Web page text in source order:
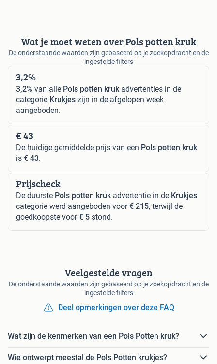
Wat je moet weten over Pols potten kruk
De onderstaande waarden zijn gebaseerd op je zoekopdracht en de
ingestelde filters
3,2%
3,2% van alle Pols potten kruk advertenties in de
categorie Krukjes zijn in de afgelopen week
aangeboden.
€ 43
De huidige gemiddelde prijs van een Pols potten kruk
is € 43.
Prijscheck
De duurste Pols potten kruk advertentie in de Krukjes
categorie werd aangeboden voor€ 215, terwijl de
goedkoopste voor€ 5 stond.
Veelgestelde vragen
De onderstaande waarden zijn gebaseerd op je zoekopdracht en de
ingestelde filters
Deel opmerkingen over deze FAQ
Wat zijn de kenmerken van een Pols Potten kruk?
Wie ontwerpt meestal de Pols Potten krukjes?